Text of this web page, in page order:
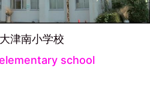
津南小学校
school